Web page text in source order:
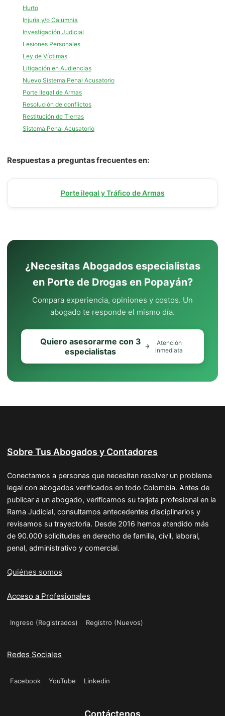
Hurto
Injuria y/o Calumnia
Investigación Judicial
Lesiones Personales
Ley de Víctimas
Litigación en Audiencias
Nuevo Sistema Penal Acusatorio
Porte Ilegal de Armas
Resolución de conflictos
Restitución de Tierras
Sistema Penal Acusatorio
Respuestas a preguntas frecuentes en:
Porte ilegal y Tráfico de Armas
¿Necesitas Abogados especialistas
en Porte de Drogas en Popayán?
Compara experiencia, opiniones y costos. Un
abogado te responde el mismo día.
Quiero asesorarme con 3
especialistas
Atención
inmediata
Sobre Tus Abogados y Contadores
Conectamos a personas que necesitan resolver un problema
legal con abogados verificados en todo Colombia. Antes de
publicar a un abogado, verificamos su tarjeta profesional en la
Rama Judicial, consultamos antecedentes disciplinarios y
revisamos su trayectoria. Desde 2016 hemos atendido más
de 90.000 solicitudes en derecho de familia, civil, laboral,
penal, administrativo y comercial.
Quiénes somos
Acceso a Profesionales
Ingreso (Registrados) Registro (Nuevos)
Redes Sociales
Facebook YouTube Linkedin
Contáctenos